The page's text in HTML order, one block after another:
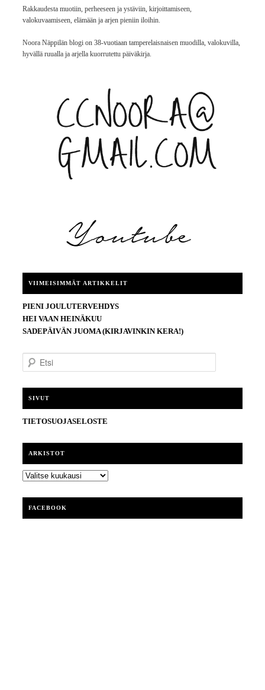
Rakkaudesta muotiin, perheeseen ja ystäviin, kirjoittamiseen,
valokuvaamiseen, elämään ja arjen pieniin iloihin.
Noora Näppilän blogi on 38-vuotiaan tamperelaisnaisen muodilla, valokuvilla,
hyvällä ruualla ja arjella kuorrutettu päiväkirja.
VIIMEISIMMÄT ARTIKKELIT
PIENI JOULUTERVEHDYS
HEI VAAN HEINÄKUU
SADEPÄIVÄN JUOMA (KIRJAVINKIN KERA!)
t
SIVUT
TIETOSUOJASELOSTE
ARKISTOT
ARKISTOT
FACEBOOK